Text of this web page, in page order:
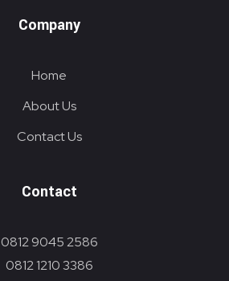
Company
Home
About Us
Contact Us
Contact
0812 9045 2586
0812 1210 3386